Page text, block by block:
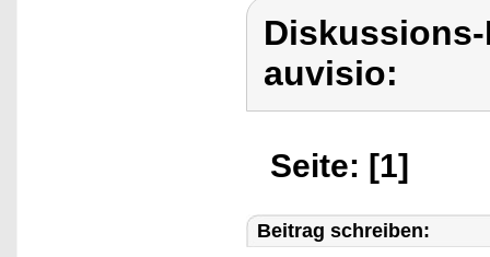
auvisio:
Seite: [1]
Beitrag schreiben: